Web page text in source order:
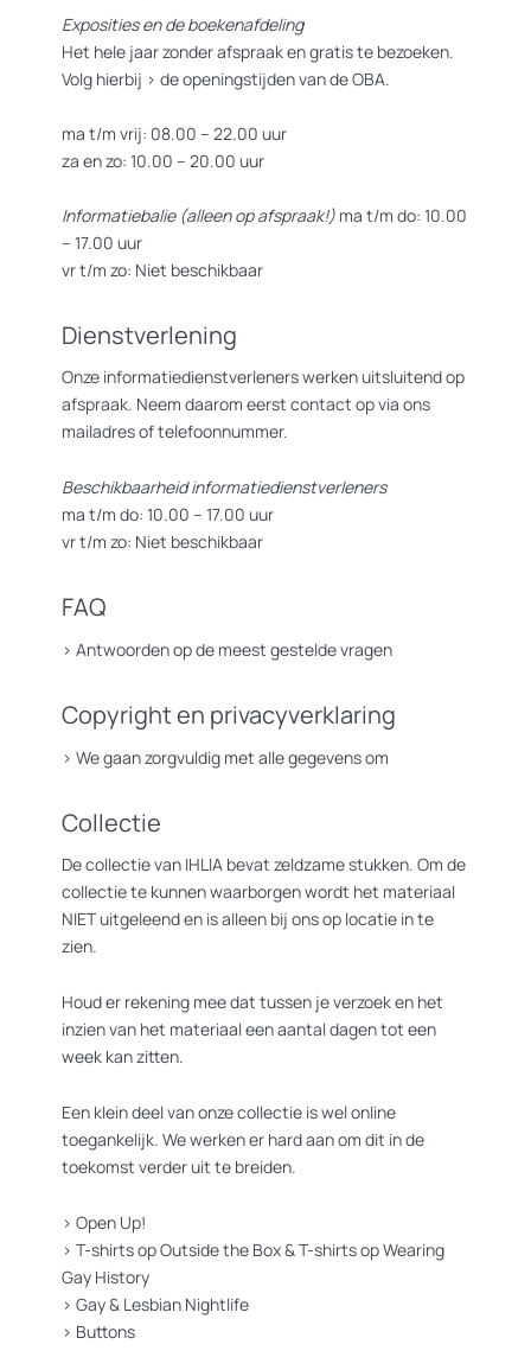
Exposities en de boekenafdeling
Het hele jaar zonder afspraak en gratis te bezoeken.
Volg hierbij > de openingstijden van de OBA.
ma t/m vrij: 08.00 – 22.00 uur
za en zo: 10.00 – 20.00 uur
Informatiebalie (alleen op afspraak!) ma t/m do: 10.00
– 17.00 uur
vr t/m zo: Niet beschikbaar
Dienstverlening
Onze informatiedienstverleners werken uitsluitend op
afspraak. Neem daarom eerst contact op via ons
mailadres of telefoonnummer.
Beschikbaarheid informatiedienstverleners
ma t/m do: 10.00 – 17.00 uur
vr t/m zo: Niet beschikbaar
FAQ
> Antwoorden op de meest gestelde vragen
Copyright en privacyverklaring
> We gaan zorgvuldig met alle gegevens om
Collectie
De collectie van IHLIA bevat zeldzame stukken. Om de
collectie te kunnen waarborgen wordt het materiaal
NIET uitgeleend en is alleen bij ons op locatie in te
zien.
Houd er rekening mee dat tussen je verzoek en het
inzien van het materiaal een aantal dagen tot een
week kan zitten.
Een klein deel van onze collectie is wel online
toegankelijk. We werken er hard aan om dit in de
toekomst verder uit te breiden.
> Open Up!
> T-shirts op Outside the Box&T-shirts op Wearing
Gay History
> Gay & Lesbian Nightlife
> Buttons